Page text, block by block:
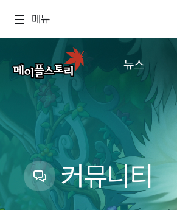
메뉴
뉴스
업데이트
이벤트
캐시샵 공지
메이플 알림판
with maple
커뮤니티